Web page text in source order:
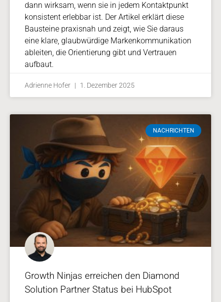
dann wirksam, wenn sie in jedem Kontaktpunkt
konsistent erlebbar ist. Der Artikel erklärt diese
Bausteine praxisnah und zeigt, wie Sie daraus
eine klare, glaubwürdige Markenkommunikation
ableiten, die Orientierung gibt und Vertrauen
aufbaut.
Adrienne Hofer 1. Dezember 2025
NACHRICHTEN
Growth Ninjas erreichen den Diamond
Solution Partner Status bei HubSpot